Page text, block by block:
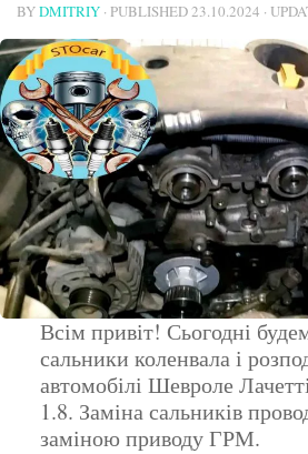
BYDMITRIY · PUBLISHED23.10.2024 ·
Всім привіт! Сьогодні
сальники коленвала і
автомобілі Шевроле
1.8. Заміна сальників
заміною приводу ГРМ.